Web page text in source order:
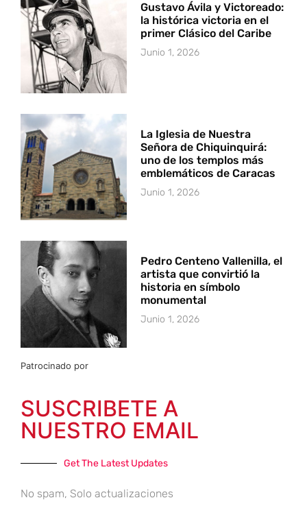
Gustavo Ávila y Victoreado:
la histórica victoria en el
primer Clásico del Caribe
Junio 1, 2026
La Iglesia de Nuestra
Señora de Chiquinquirá:
uno de los templos más
emblemáticos de Caracas
Junio 1, 2026
Pedro Centeno Vallenilla, el
artista que convirtió la
historia en símbolo
monumental
Junio 1, 2026
Patrocinado por
SUSCRIBETE A
NUESTRO EMAIL
Get The Latest Updates
No spam, Solo actualizaciones